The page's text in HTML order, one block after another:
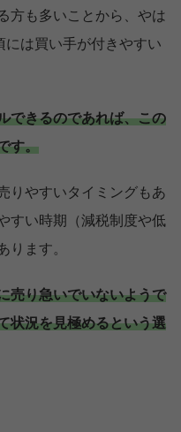
方も多いことから、やは
には買い手が付きやすい
できるのであれば、この
す。
りやすいタイミングもあ
すい時期（減税制度や低
ります。
売り急いでいないようで
状況を見極めるという選